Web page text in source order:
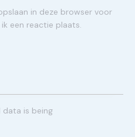
in deze browser voor
een reactie plaats.
is being